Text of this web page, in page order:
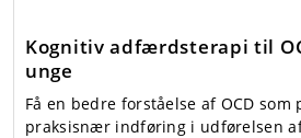
Kognitiv adfærdsterapi til
unge
Få en bedre forståelse af OCD som
praksisnær indføring i udførelsen